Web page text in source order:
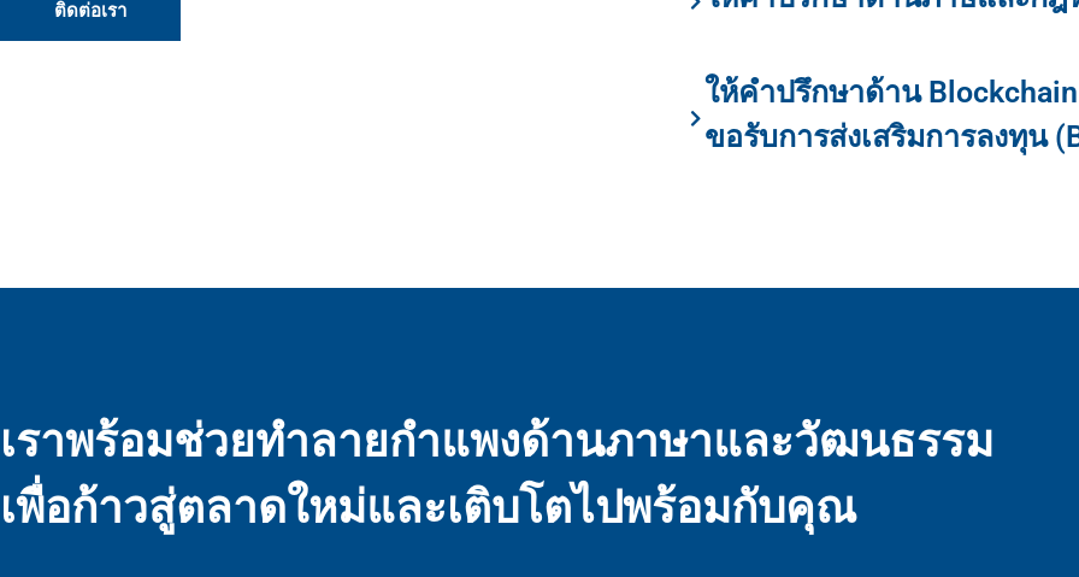
ติดต่อเรา
ให้คำปรึกษาด้าน
ขอรับการส่งเสริมการลงทุน
เราพร้อมช่วยทำลายกำแพงด้านภาษาและวัฒนธรรม
เพื่อก้าวสู่ตลาดใหม่และเติบโตไปพร้อมกับคุณ